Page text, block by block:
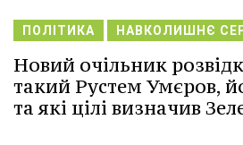
ПОЛІТИКА НАВКОЛИШНЄ
Новий очільник
такий Рустем Умєров,
та які цілі визначив